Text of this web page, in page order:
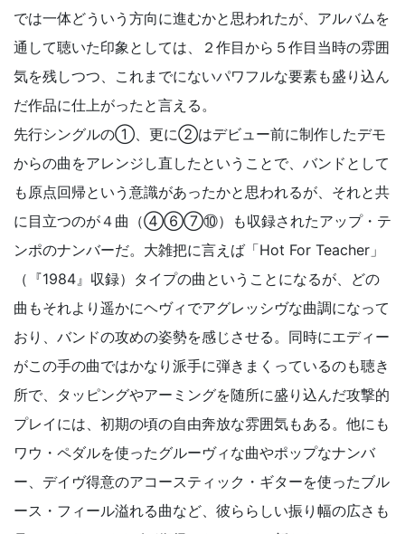
では一体どういう方向に進むかと思われたが、アルバムを
通して聴いた印象としては、２作目から５作目当時の雰囲
気を残しつつ、これまでにないパワフルな要素も盛り込ん
だ作品に仕上がったと言える。
先行シングルの①、更に②はデビュー前に制作したデモ
からの曲をアレンジし直したということで、バンドとして
も原点回帰という意識があったかと思われるが、それと共
に目立つのが４曲（④⑥⑦⑩）も収録されたアップ・テ
ンポのナンバーだ。大雑把に言えば「Hot For Teacher」
（『1984』収録）タイプの曲ということになるが、どの
曲もそれより遥かにヘヴィでアグレッシヴな曲調になって
おり、バンドの攻めの姿勢を感じさせる。同時にエディー
がこの手の曲ではかなり派手に弾きまくっているのも聴き
所で、タッピングやアーミングを随所に盛り込んだ攻撃的
プレイには、初期の頃の自由奔放な雰囲気もある。他にも
ワウ・ペダルを使ったグルーヴィな曲やポップなナンバ
ー、デイヴ得意のアコースティック・ギターを使ったブル
ース・フィール溢れる曲など、彼ららしい振り幅の広さも